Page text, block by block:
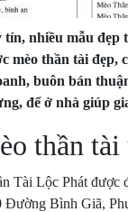
tín, nhiều mẫu
mèo thần tài
buôn bán
để ở nhà giúp
thần
Tài Lộc Phát
Đường Bình Giã,